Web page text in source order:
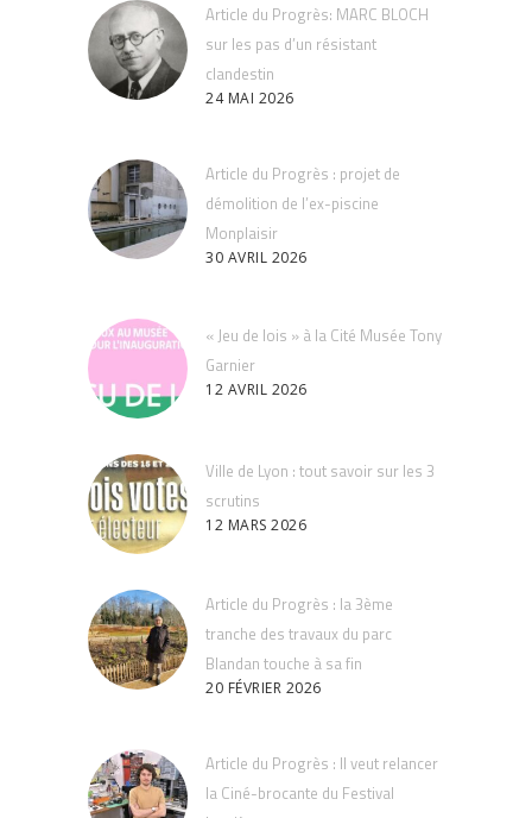
Article du Progrès: MARC BLOCH
sur les pas d’un résistant
clandestin
24 MAI 2026
Article du Progrès : projet de
démolition de l’ex-piscine
Monplaisir
30 AVRIL 2026
« Jeu de lois » à la Cité Musée Tony
Garnier
12 AVRIL 2026
Ville de Lyon : tout savoir sur les 3
scrutins
12 MARS 2026
Article du Progrès : la 3ème
tranche des travaux du parc
Blandan touche à sa fin
20 FÉVRIER 2026
Article du Progrès : Il veut relancer
la Ciné-brocante du Festival